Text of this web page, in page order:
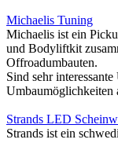
Michaelis Tuning
Michaelis ist ein
und Bodyliftkit
Offroadumbauten.
Sind sehr
Umbaumöglichkeiten
Strands LED
Strands ist ein